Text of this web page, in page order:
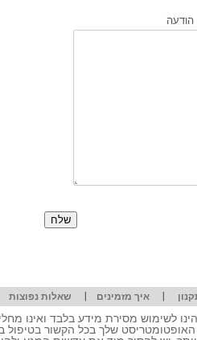
הודעה
|איך מזמינים | שאלות נפוצות
לשימוש מסירת מידע בלבד ואינו
האופטומטריסט שלך בכל הקשור